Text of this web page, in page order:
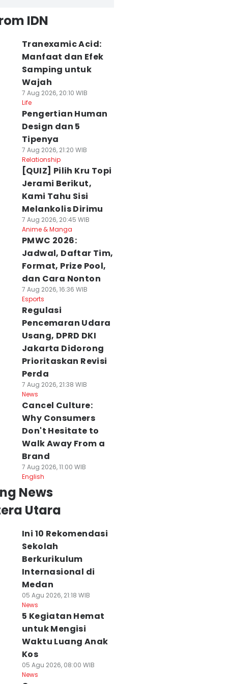
IDN
Tranexamic Acid:
Manfaat dan Efek
Samping untuk
Wajah
7 Aug 2026, 20:10 WIB
Life
Pengertian Human
Design dan 5
Tipenya
7 Aug 2026, 21:20 WIB
Relationship
[QUIZ] Pilih Kru Topi
Jerami Berikut,
Kami Tahu Sisi
Melankolis Dirimu
7 Aug 2026, 20:45 WIB
Anime & Manga
PMWC 2026:
Jadwal, Daftar Tim,
Format, Prize Pool,
dan Cara Nonton
7 Aug 2026, 16:36 WIB
Esports
Regulasi
Pencemaran Udara
Usang, DPRD DKI
Jakarta Didorong
Prioritaskan Revisi
Perda
7 Aug 2026, 21:38 WIB
News
Cancel Culture:
Why Consumers
Don't Hesitate to
Walk Away From a
Brand
7 Aug 2026, 11:00 WIB
English
News
Utara
Ini 10 Rekomendasi
Sekolah
Berkurikulum
Internasional di
Medan
05 Agu 2026, 21:18 WIB
News
5 Kegiatan Hemat
untuk Mengisi
Waktu Luang Anak
Kos
05 Agu 2026, 08:00 WIB
News